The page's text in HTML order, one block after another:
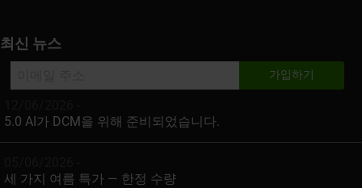
최신 뉴스
5.0 AI가 DCM을 위해 준비되었습니다.
세 가지 여름 특가 — 한정 수량